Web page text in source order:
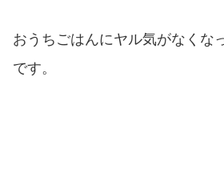
おうちごはんにヤル気がなくな
です。